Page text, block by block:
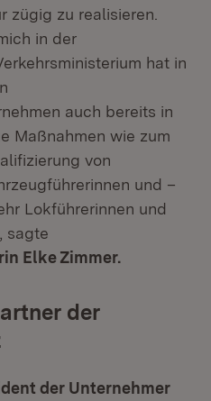
zügig zu realisieren.
in der
hat in
auch bereits in
Maßnahmen wie zum
von
und –
Lokführerinnen und
sagte
Elke Zimmer.
der
der Unternehmer